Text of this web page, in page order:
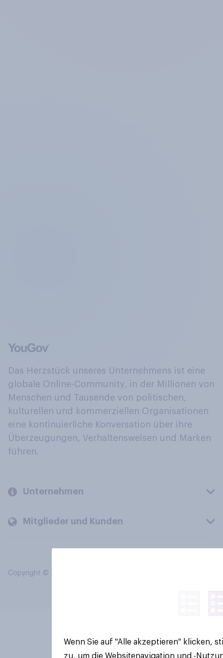
Das Herzstück unseres Unternehmens ist eine
globale Online-Community, in der Millionen von
Menschen und Tausende von politischen,
kulturellen und kommerziellen Organisationen
eine kontinuierliche Konversation über ihre
Überzeugungen, Verhaltensweisen und Marken
führen.
Unternehmen
Mitglieder und Kunden
Copyright © 2026 YouGov PLC. Alle Rechte vorbehalten.
Wenn Sie auf "Alle akzeptieren" klicken,
zu, um die Websitenavigation und -